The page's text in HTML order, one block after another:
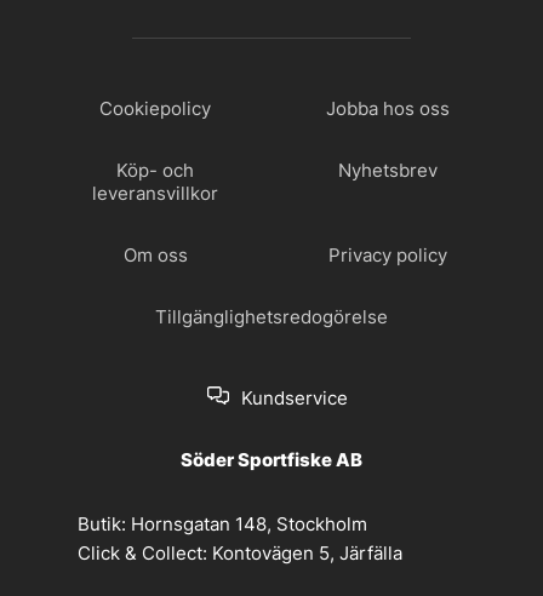
Cookiepolicy Jobba hos oss
Köp- och
leveransvillkor
Nyhetsbrev
Om oss Privacy policy
Tillgänglighetsredogörelse
Kundservice
Söder Sportfiske AB
Butik: Hornsgatan 148, Stockholm
Click & Collect: Kontovägen 5, Järfälla